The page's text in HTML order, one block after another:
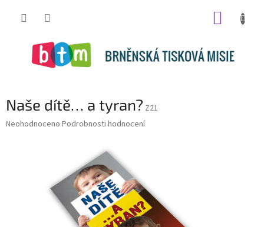
Naše dítě… a tyran? Z21
Průměrné
Neohodnoceno Podrobnosti hodnocení